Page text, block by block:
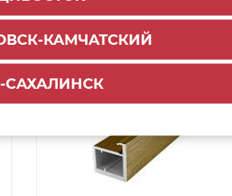
КАМЧАТСКИЙ
арт. 60740 Под заказ